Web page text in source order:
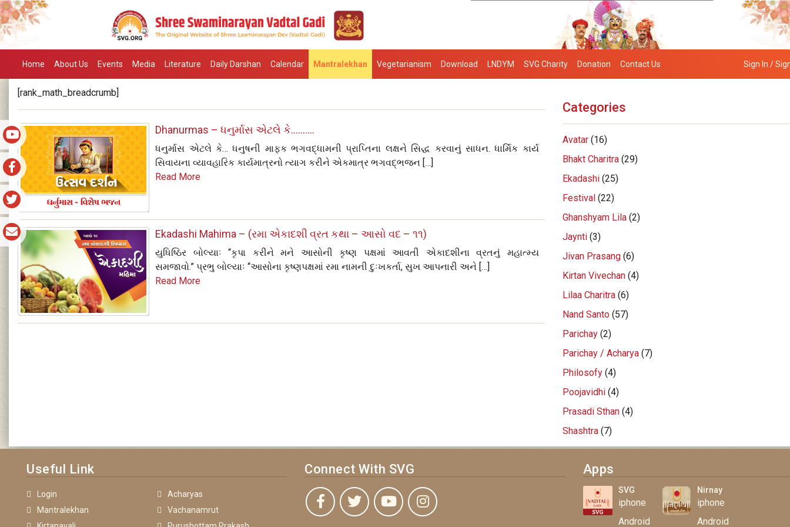
Home About Us Events Media Literature Daily Darshan Calendar Mantralekhan Vegetarianism Download LNDYM SVG Charity Donation Contact Us Sign In /
[rank_math_breadcrumb]
Dhanurmas – ધનુર્માસ એટલે કે……….
ધનુર્માસ એટલે કે… ધનુષની માફક ભગવદ્‌ધામની પ્રાપ્તિના લક્ષને સિદ્ધ કરવાનું સાધન. ધાર્મિક કાર્ય
સિવાયના વ્યાવહારિક કાર્યમાત્રનો ત્યાગ કરીને એકમાત્ર ભગવદ્‌ભજન […]
Read More
Ekadashi Mahima – (રમા એકાદશી વ્રત કથા – આસો વદ – ૧૧)
યુધિષ્ઠિર બોલ્‍યાઃ “કૃપા કરીને મને આસોની કૃષ્‍ણ પક્ષમાં આવતી એકાદશીના વ્રતનું મહાત્‍મ્‍ય
સમજાવો.” પ્રભુ બોલ્‍યાઃ “આસોના કૃષ્‍ણપક્ષમાં રમા નામની દુઃખકર્તા, સુખ આપનારી અને […]
Read More
Categories
Avatar(16)
Bhakt Charitra(29)
Ekadashi(25)
Festival(22)
Ghanshyam Lila(2)
Jaynti(3)
Jivan Prasang(6)
Kirtan Vivechan(4)
Lilaa Charitra(6)
Nand Santo(57)
Parichay(2)
Parichay / Acharya(7)
Philosofy(4)
Poojavidhi(4)
Prasadi Sthan(4)
Shashtra(7)
Useful Link
Login
Acharyas
Mantralekhan
Vachanamrut
Connect With SVG Apps
SVG
iphone
Android
Nirnay
iphone
Android